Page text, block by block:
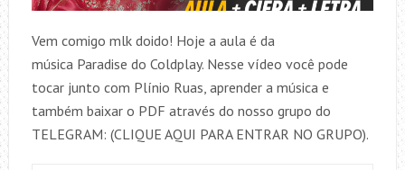
Vem comigo mlk doido! Hoje a aula é da
música Paradise do Coldplay. Nesse vídeo você pode
tocar junto com Plínio Ruas, aprender a música e
também baixar o PDF através do nosso grupo do
TELEGRAM: (CLIQUE AQUI PARA ENTRAR NO GRUPO).